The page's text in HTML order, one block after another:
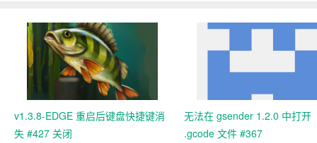
v1.3.8-EDGE 重启后键盘快捷键消
失 #427 关闭
无法在 gsender 1.2.0 中打开
.gcode 文件 #367